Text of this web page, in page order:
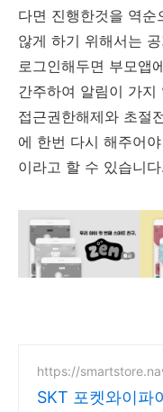
다면 진행한것을 역순
않게 하기 위해서는
로그인해두면 부모앱
간주하여 알림이 가
접근권한해제와 초절
에 한번 다시 해주어
이라고 할 수 있습니다.
https://
SKT 포켓와이파